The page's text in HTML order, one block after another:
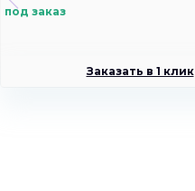
под заказ
Заказать в 1 клик